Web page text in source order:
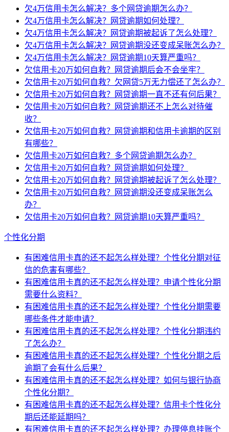
欠4万信用卡怎么解决？多个网贷逾期怎么办？
欠4万信用卡怎么解决？网贷逾期如何处理？
欠4万信用卡怎么解决？网贷逾期被起诉了怎么处理？
欠4万信用卡怎么解决？网贷逾期没还变成呆账怎么办？
欠4万信用卡怎么解决？网贷逾期10天算严重吗？
欠信用卡20万如何自救？网贷逾期后会不会坐牢？
欠信用卡20万如何自救？欠网贷5万无力偿还了怎么办？
欠信用卡20万如何自救？网贷逾期一直不还有何后果？
欠信用卡20万如何自救？网贷逾期还不上怎么对待催
收？
欠信用卡20万如何自救？网贷逾期和信用卡逾期的区别
有哪些？
欠信用卡20万如何自救？多个网贷逾期怎么办？
欠信用卡20万如何自救？网贷逾期如何处理？
欠信用卡20万如何自救？网贷逾期被起诉了怎么处理？
欠信用卡20万如何自救？网贷逾期没还变成呆账怎么
办？
欠信用卡20万如何自救？网贷逾期10天算严重吗？
个性化分期
有困难信用卡真的还不起怎么样处理？个性化分期对征
信的危害有哪些？
有困难信用卡真的还不起怎么样处理？申请个性化分期
需要什么资料？
有困难信用卡真的还不起怎么样处理？个性化分期需要
哪些条件才能申请？
有困难信用卡真的还不起怎么样处理？个性化分期违约
了怎么办？
有困难信用卡真的还不起怎么样处理？个性化分期之后
逾期了会有什么后果？
有困难信用卡真的还不起怎么样处理？如何与银行协商
个性化分期？
有困难信用卡真的还不起怎么样处理？信用卡个性化分
期后还能延期吗？
有困难信用卡真的还不起怎么样处理？办理停息挂账个